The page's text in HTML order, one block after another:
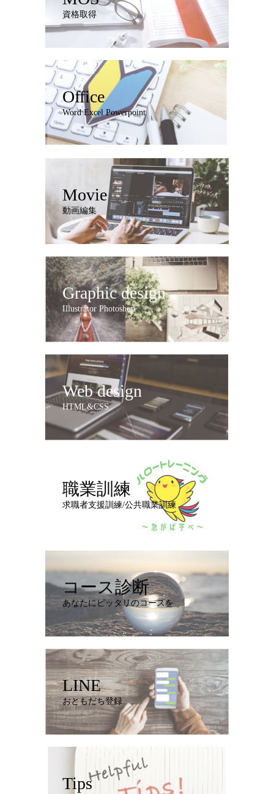
資格取得
Office
Word Excel Powerpoint
Movie
動画編集
Graphic design
Illustrator Photoshop
Web design
HTML&CSS
職業訓練
求職者支援訓練/公共職業訓練
コース診断
あなたにピッタリのコースを
LINE
おともだち登録
Tips